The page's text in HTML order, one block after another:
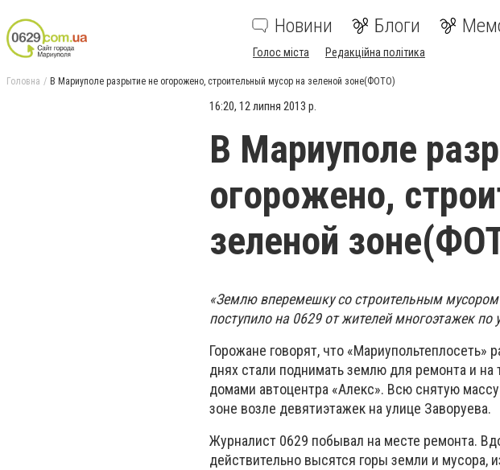
Новини Блоги
Голос міста Редакційна політика
Головна В Мариуполе разрытие не огорожено, строительный мусор на зеленой зоне(ФОТО)
16:20, 12 липня 2013 р.
В Мариуполе
огорожено,
зеленой
«Землю вперемешку со строительным
поступило на 0629 от жителей многоэтажек по
Горожане говорят, что «Мариупольтеплосеть»
днях стали поднимать землю для ремонта и
домами автоцентра «Алекс». Всю снятую
зоне возле девятиэтажек на улице Заворуева.
Журналист 0629 побывал на месте ремонта.
действительно высятся горы земли и мусора,